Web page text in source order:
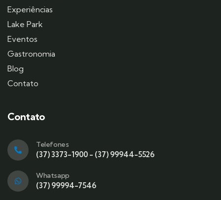
Experiências
Lake Park
Eventos
Gastronomia
Blog
Contato
Contato
Telefones
(37) 3373-1900 - (37) 99944-5526
Whatsapp
(37) 99994-7546